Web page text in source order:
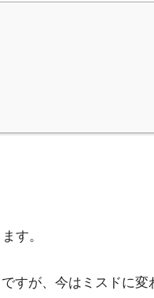
す。
すが、今はミスドに